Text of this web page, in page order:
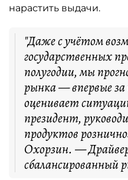
нарастить выдачи.
"Даже с учётом
государственных
полугодии, мы
рынка — впервые
оценивает
президент,
продуктов
Охорзин. —
сбалансированный